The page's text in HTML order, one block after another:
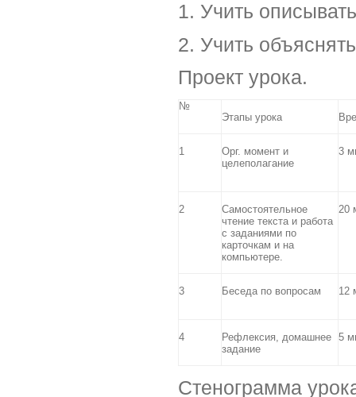
1. Учить
2. Учить
Проект урока.
№
Этапы урока
1
Орг. момент и
целеполагание
3
2
Самостоятельное
чтение текста и работа
с заданиями по
карточкам и на
компьютере.
20
3 Беседа по вопросам 12
4
Рефлексия, домашнее
задание
5
Стенограмма